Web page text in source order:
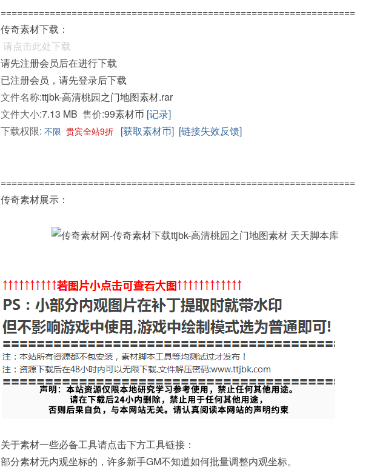
=================================================================
传奇素材下载：
请点击此处下载
请先注册会员后在进行下载
已注册会员，请先登录后下载
文件名称:ttjbk-高清桃园之门地图素材.rar
文件大小:7.13 MB 售价:99素材币 [记录]
下载权限: 不限 贵宾全站9折 [获取素材币] [链接失效反馈]
=================================================================
传奇素材展示：
关于素材一些必备工具请点击下方工具链接：
部分素材无内观坐标的，许多新手GM不知道如何批量调整内观坐标。